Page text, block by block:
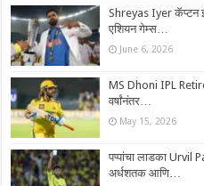
Shreyas Iyer कॅप्टन
एशियन गेम्स…
June 6, 2026
MS Dhoni IPL
वर्षांनंतर…
May 15, 2026
पप्पांचा लाडका Urvil
अर्धशतक आणि…